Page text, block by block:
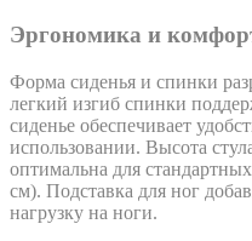
Эргономика и
Форма сиденья и спинки
легкий изгиб спинки
сиденье обеспечивает
использовании. Высота
оптимальна для
см). Подставка для ног
нагрузку на ноги.